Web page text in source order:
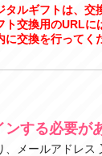
ルギフトは、交
交換用のURLに
に交換を行ってく
する必要が
メールアドレス